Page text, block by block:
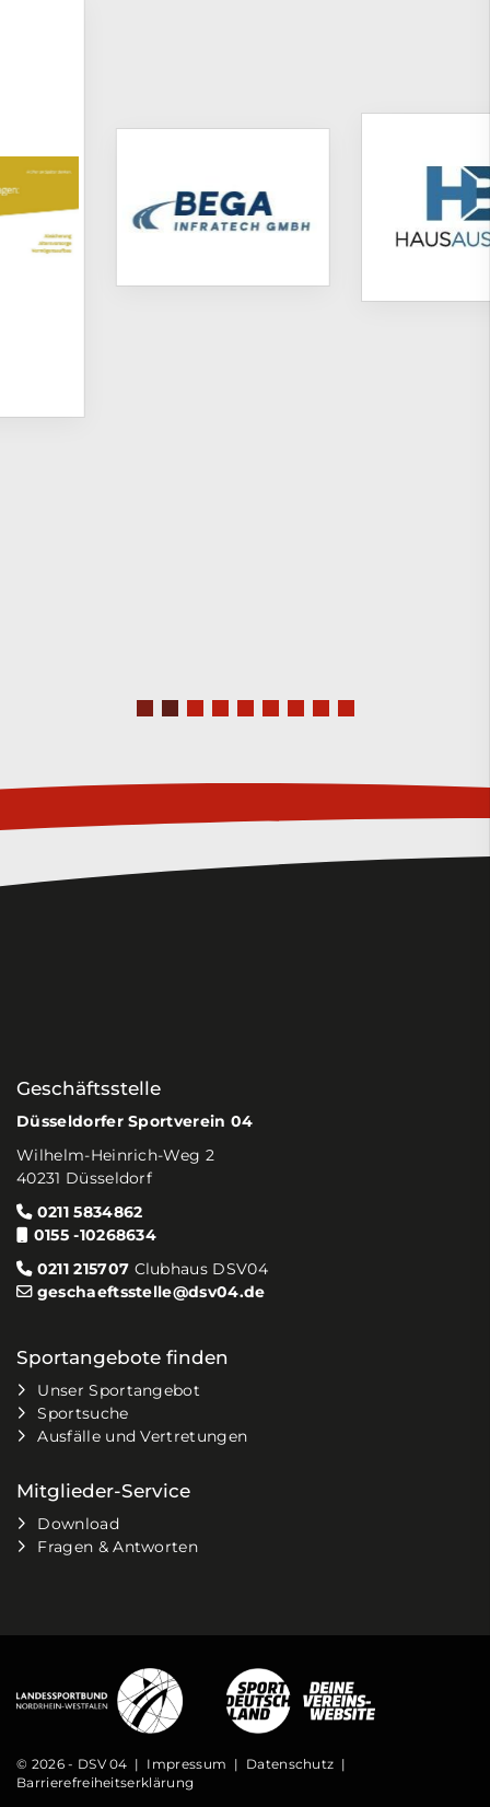
Geschäftsstelle
Düsseldorfer Sportverein 04
Wilhelm-Heinrich-Weg 2
40231 Düsseldorf
0211 5834862
0155 -10268634
0211 215707 Clubhaus DSV04
geschaeftsstelle@dsv04.de
Sportangebote finden
Unser Sportangebot
Sportsuche
Ausfälle und Vertretungen
Mitglieder-Service
Download
Fragen & Antworten
© 2026 - DSV 04 | Impressum Datenschutz
Barrierefreiheitserklärung